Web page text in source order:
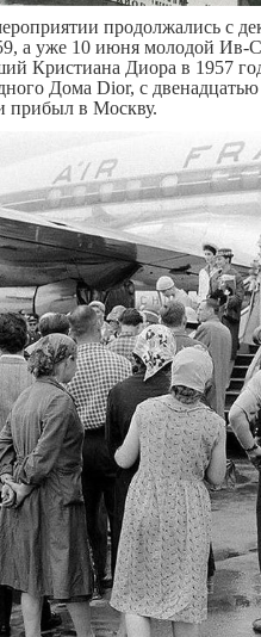
продолжались с
а уже 10 июня молодой Ив-
Кристиана Диора в 1957
Дома Dior, с двенадцатью
прибыл в Москву.